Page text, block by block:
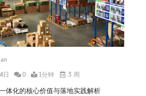
日
0 1分钟 3 周
体化的核心价值与落地实践解析